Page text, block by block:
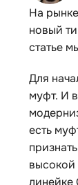
На
новый
статье
Для
муфт. И
есть
высокой